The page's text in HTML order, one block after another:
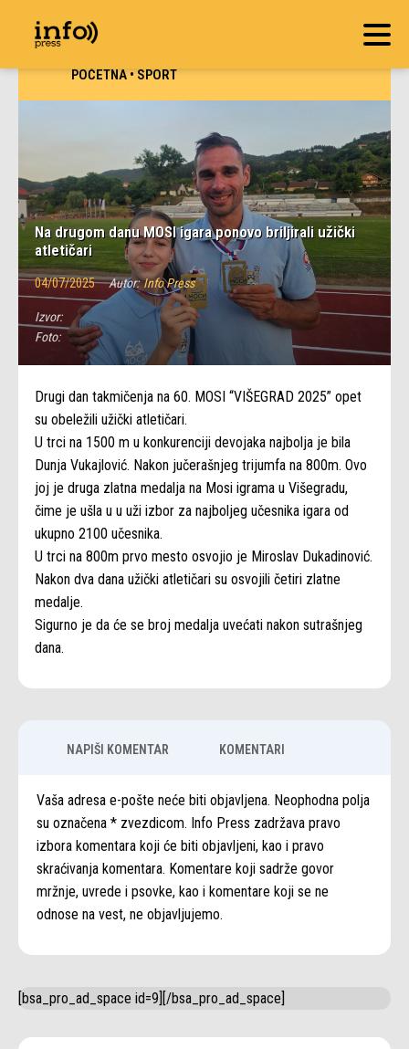
POČETNA•SPORT
Na drugom danu MOSI igara ponovo briljirali užički
atletičari
04/07/2025 Autor: Info Press
Izvor:
Foto:
Drugi dan takmičenja na 60. MOSI “VIŠEGRAD 2025” opet
su obeležili užički atletičari.
U trci na 1500 m u konkurenciji devojaka najbolja je bila
Dunja Vukajlović. Nakon jučerašnjeg trijumfa na 800m. Ovo
joj je druga zlatna medalja na Mosi igrama u Višegradu,
čime je ušla u u uži izbor za najboljeg učesnika igara od
ukupno 2100 učesnika.
U trci na 800m prvo mesto osvojio je Miroslav Dukadinović.
Nakon dva dana užički atletičari su osvojili četiri zlatne
medalje.
Sigurno je da će se broj medalja uvećati nakon sutrašnjeg
dana.
NAPIŠI KOMENTAR KOMENTARI
Vaša adresa e-pošte neće biti objavljena. Neophodna polja
su označena * zvezdicom. Info Press zadržava pravo
izbora komentara koji će biti objavljeni, kao i pravo
skraćivanja komentara. Komentare koji sadrže govor
mržnje, uvrede i psovke, kao i komentare koji se ne
odnose na vest, ne objavljujemo.
[bsa_pro_ad_space id=9][/bsa_pro_ad_space]